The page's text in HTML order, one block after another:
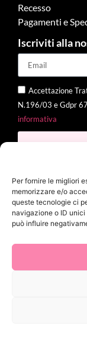
Per fornire le migliori
memorizzare e/o
queste tecnologie ci
navigazione o ID
può influire
Recesso
Pagamenti e
Iscriviti alla
Accettazione
N.196/03 e Gdpr
informativa
2025 Delì |Privacy